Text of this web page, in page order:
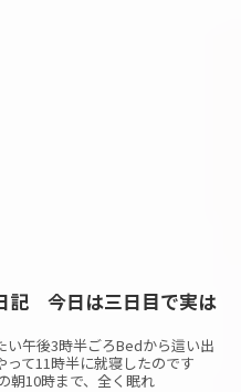
記 今日は三日目で実は
い午後3時半ごろBedから這い出
って11時半に就寝したのです
朝10時まで、全く眠れ